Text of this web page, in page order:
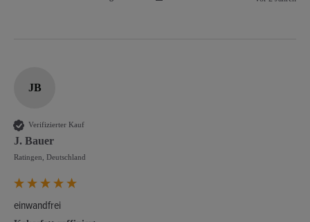
JB
Verifizierter Kauf
J. Bauer
Ratingen, Deutschland
einwandfrei